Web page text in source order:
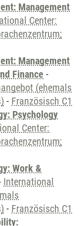
Management
Center:
Management
Finance -
(ehemals
- Französisch C1
Psychology
Center:
Work &
International
- Französisch C1